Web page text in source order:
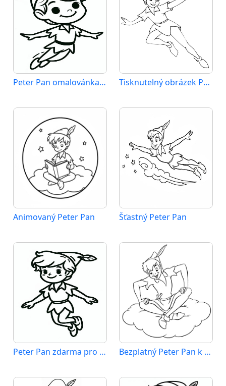
Peter Pan omalovánka zdarma Tisknutelný obrázek Peter Pan
Animovaný Peter Pan Šťastný Peter Pan
Peter Pan zdarma pro děti Bezplatný Peter Pan k vytisknutí